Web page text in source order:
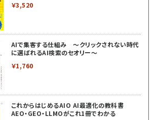
￥3,520
AIで集客する仕組み ～クリックされない時代
に選ばれるAI検索のセオリー～
￥1,760
これからはじめるAIO AI最適化の教科書
AEO・GEO・LLMOがこれ1冊でわかる